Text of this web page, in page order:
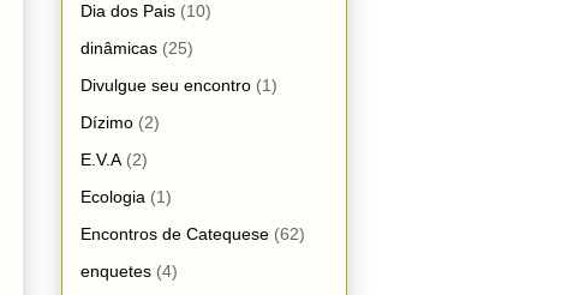
Dia dos Pais (10)
dinâmicas (25)
Divulgue seu encontro (1)
Dízimo (2)
E.V.A (2)
Ecologia (1)
Encontros de Catequese (62)
enquetes (4)